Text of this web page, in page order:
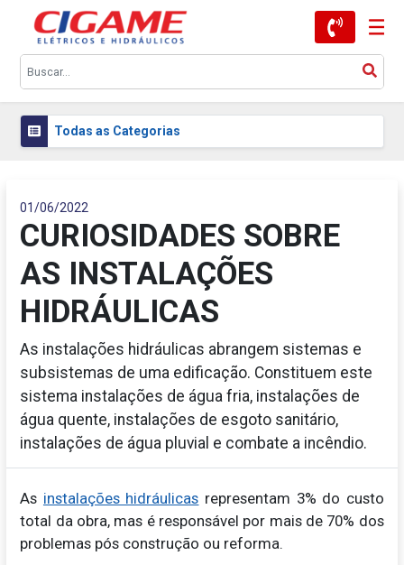
Todas as Categorias
01/06/2022
CURIOSIDADES SOBRE
AS INSTALAÇÕES
HIDRÁULICAS
As instalações hidráulicas abrangem sistemas e
subsistemas de uma edificação. Constituem este
sistema instalações de água fria, instalações de
água quente, instalações de esgoto sanitário,
instalações de água pluvial e combate a incêndio.
As instalações hidráulicas representam 3% do custo
total da obra, mas é responsável por mais de 70% dos
problemas pós construção ou reforma.